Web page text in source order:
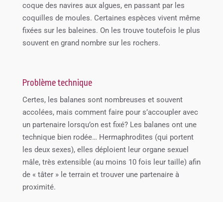
coque des navires aux algues, en passant par les
coquilles de moules. Certaines espèces vivent même
fixées sur les baleines. On les trouve toutefois le plus
souvent en grand nombre sur les rochers.
Problème technique
Certes, les balanes sont nombreuses et souvent
accolées, mais comment faire pour s’accoupler avec
un partenaire lorsqu’on est fixé? Les balanes ont une
technique bien rodée… Hermaphrodites (qui portent
les deux sexes), elles déploient leur organe sexuel
mâle, très extensible (au moins 10 fois leur taille) afin
de « tâter » le terrain et trouver une partenaire à
proximité.